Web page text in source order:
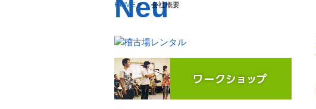
HOME 会社概要